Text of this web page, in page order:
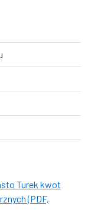
Turek kwot
(PDF,